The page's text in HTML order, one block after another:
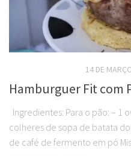
14 DE
Hamburguer Fit com
Ingredientes: Para o pão: – 1
colheres de sopa de batata
de café de fermento em pó